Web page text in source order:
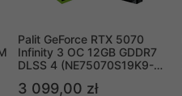
Palit GeForce RTX 5070
Infinity 3 OC 12GB GDDR7
DLSS 4 (NE75070S19K9-
3 099,00 zł